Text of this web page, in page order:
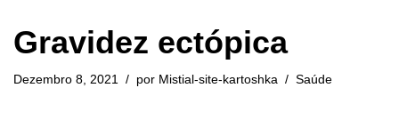
Gravidez ectópica
Dezembro 8, 2021 por Mistial-site-kartoshka Saúde